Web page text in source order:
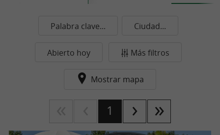
Palabra clave... Ciudad...
Abierto hoy Más filtros
Mostrar mapa
1